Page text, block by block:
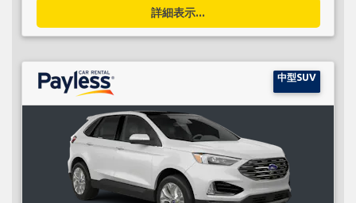
詳細表示...
中型SUV